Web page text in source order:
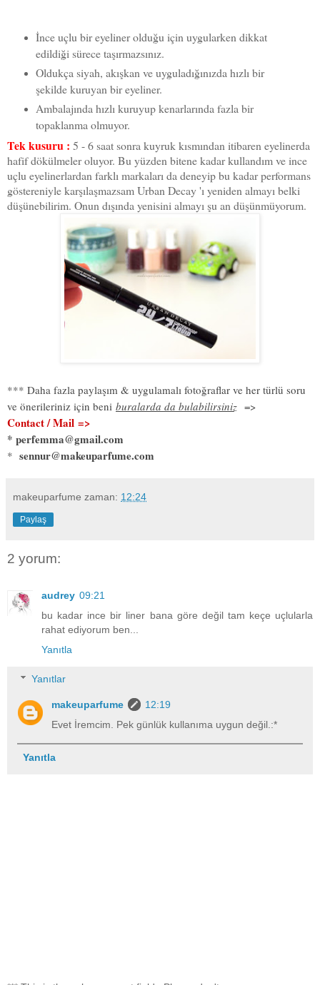
İnce uçlu bir eyeliner olduğu için uygularken dikkat
edildiği sürece taşırmazsınız.
Oldukça siyah, akışkan ve uyguladığınızda hızlı bir
şekilde kuruyan bir eyeliner.
Ambalajında hızlı kuruyup kenarlarında fazla bir
topaklanma olmuyor.
Tek kusuru : 5 - 6 saat sonra kuyruk kısmından itibaren eyelinerda
hafif dökülmeler oluyor. Bu yüzden bitene kadar kullandım ve ince
uçlu eyelinerlardan farklı markaları da deneyip bu kadar performans
göstereniyle karşılaşmazsam Urban Decay 'ı yeniden almayı belki
düşünebilirim. Onun dışında yenisini almayı şu an düşünmüyorum.
*** Daha fazla paylaşım & uygulamalı fotoğraflar ve her türlü soru
ve önerileriniz için beni buralarda da bulabilirsiniz =>
Contact / Mail =>
* perfemma@gmail.com
* sennur@makeuparfume.com
makeuparfume zaman: 12:24
Paylaş
2 yorum:
audrey 09:21
bu kadar ince bir liner bana göre değil tam keçe uçlularla
rahat ediyorum ben...
Yanıtla
Yanıtlar
makeuparfume
12:19
Evet İremcim. Pek günlük kullanıma uygun değil.:*
Yanıtla